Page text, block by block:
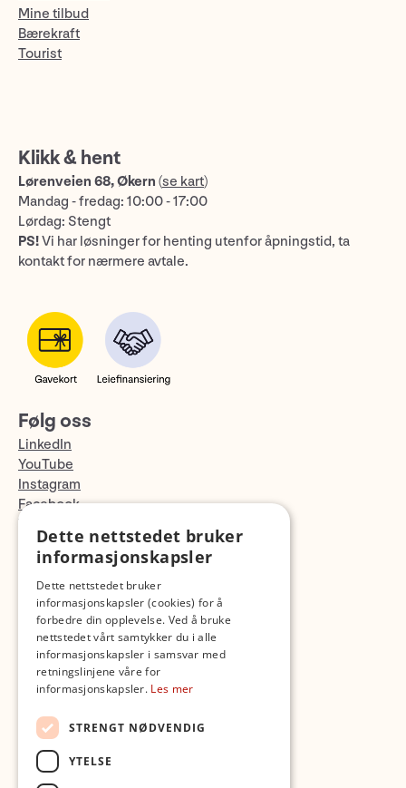
Mine tilbud
Bærekraft
Tourist
Klikk & hent
Lørenveien 68, Økern (se kart)
Mandag - fredag: 10:00 - 17:00
Lørdag: Stengt
PS!Vi har løsninger for henting utenfor åpningstid, ta
kontakt for nærmere avtale.
Følg oss
LinkedIn
YouTube
Instagram
Facebook
TikTok
Fotopodden
Med forbehold om skrive- og lagerfeil
Dette nettstedet bruker
informasjonskapsler
Dette nettstedet bruker
informasjonskapsler (cookies) for å
forbedre din opplevelse. Ved å bruke
nettstedet vårt samtykker du i alle
informasjonskapsler i samsvar med
retningslinjene våre for
informasjonskapsler. Les mer
STRENGT NØDVENDIG
YTELSE